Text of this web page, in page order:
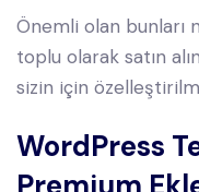
Önemli olan bunları
toplu olarak satın
sizin için
WordPress